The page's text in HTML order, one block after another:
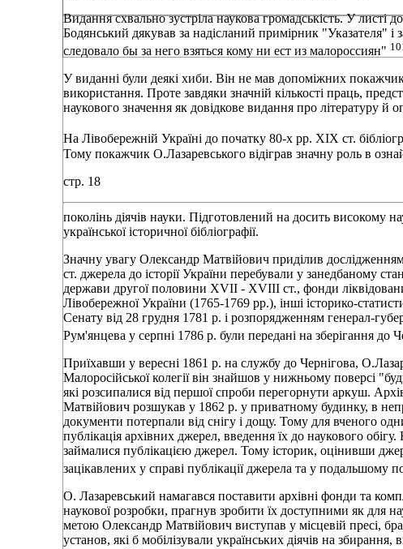
Видання схвально зустрiла наукова громадськiсть. У листi
Бодянський дякував за надiсланий примiрник "Указателя" i
следовало бы за него взяться кому ни ест из малороссиян"
У виданнi були деякi хиби. Вiн не мав допомiжних
використання. Проте завдяки значнiй кiлькостi праць,
наукового значення як довiдкове видання про лiтературу й
На Лiвобережнiй Українi до початку 80-х pp. XIX ст.
Тому покажчик О.Лазаревського вiдiграв значну роль в
стр. 18
поколiнь дiячiв науки. Пiдготовлений на досить високому
української iсторичної бiблiографiї.
Значну увагу Олександр Матвiйович придiлив
ст. джерела до iсторiї України перебували у занедбаному
держави другої половини XVII - XVIII ст., фонди
Лiвобережної України (1765-1769 pp.), iншi iсторико-
Сенату вiд 28 грудня 1781 р. i розпорядженням генерал-
Рум'янцева у серпнi 1786 р. були переданi на зберiгання до
Приїхавши у вереснi 1861 р. на службу до Чернiгова,
Малоросiйської колегiї вiн знайшов у нижньому поверсi
якi розсипалися вiд першої спроби перегорнути аркуш.
Матвiйович розшукав у 1862 р. у приватному будинку, в
документи потерпали вiд снiгу i дощу. Тому для вченого
публiкацiя архiвних джерел, введення їх до наукового
займалися публiкацiєю джерел. Тому iсторик, оцiнивши
зацiкавлених у справi публiкацiї джерела та у подальшому
О. Лазаревський намагався поставити архiвнi фонди та
наукової розробки, прагнув зробити їх доступними як для
метою Олександр Матвiйович виступав у мiсцевiй пресi,
установ, якi б мобiлiзували українських дiячiв на